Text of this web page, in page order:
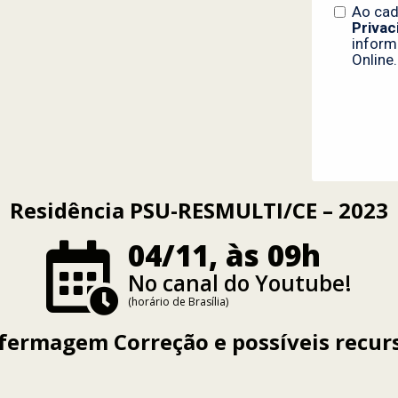
Residência PSU-RESMULTI/CE – 2023
04/11, às 09h
No canal do Youtube!
(horário de Brasília)
Correção e possíveis